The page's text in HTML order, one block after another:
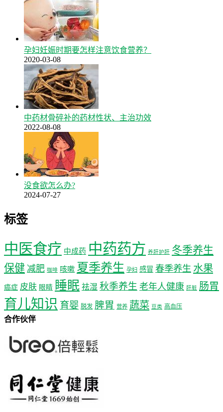
孕妇妊娠时期要怎样注意饮食营养？
2020-03-08
中药材骨碎补的药材性状、主治功效
2022-08-08
没食欲怎么办?
2024-07-27
标签
中医食疗 中成药 中药药方 养肝护肝 冬季养生
保健 减肥 咖啡 咳嗽 夏季养生 孕妇 感冒 春季养生 水果
癌症 皮肤 眼睛 睡眠 祛湿 秋季养生 老年人健康 肝脏 肠胃
育儿知识 育婴 脱发 脾胃 营养 蔬菜 豆类 高血压
合作伙伴